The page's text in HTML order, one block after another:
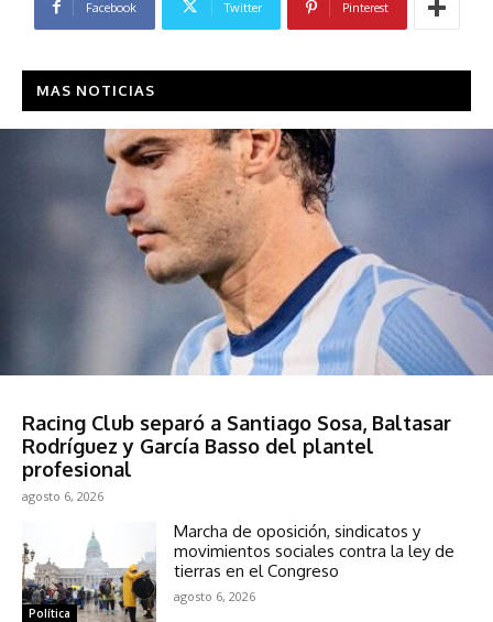
Facebook Twitter Pinterest
MAS NOTICIAS
Racing Club separó a Santiago Sosa, Baltasar
Rodríguez y García Basso del plantel
profesional
agosto 6, 2026
Política
Marcha de oposición, sindicatos y
movimientos sociales contra la ley de
tierras en el Congreso
agosto 6, 2026